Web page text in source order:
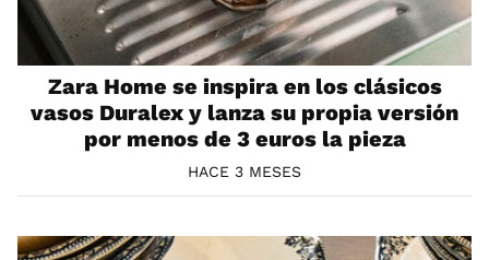
Zara Home se inspira en los clásicos
vasos Duralex y lanza su propia versión
por menos de 3 euros la pieza
HACE 3 MESES